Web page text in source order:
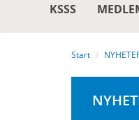
KSSS
Start